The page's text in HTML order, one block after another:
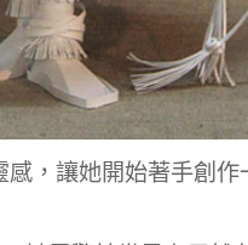
，讓她開始著手創